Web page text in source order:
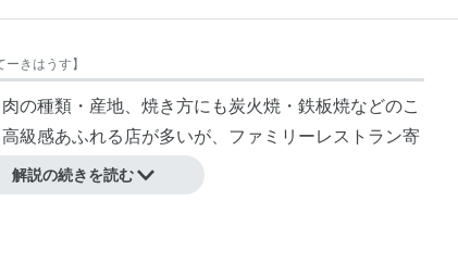
ーきはうす】
の種類・産地、焼き方にも炭火焼・鉄板焼などのこ
級感あふれる店が多いが、ファミリーレストラン寄
解説の続きを読む